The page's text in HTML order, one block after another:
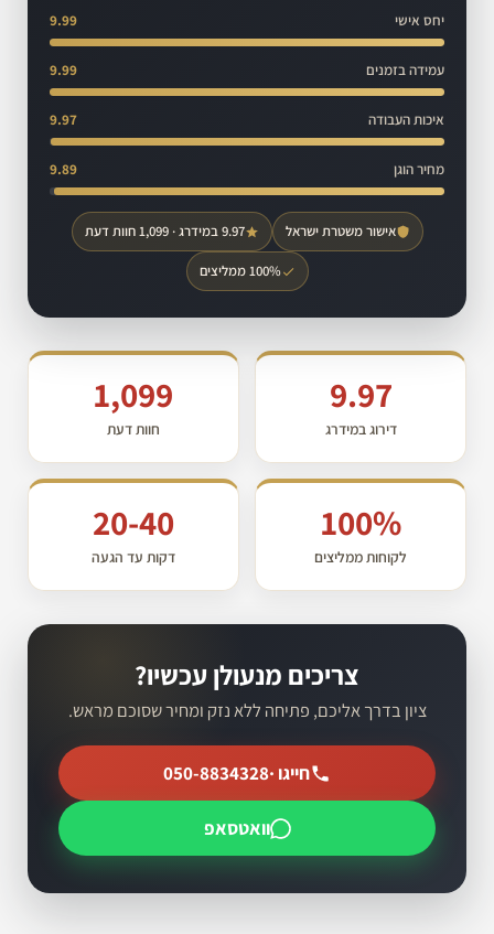
יחס אישי 9.99
עמידה בזמנים 9.99
איכות העבודה 9.97
מחיר הוגן 9.89
אישור משטרת ישראל 9.97 במידרג · 1,099 חוות דעת
100% ממליצים
9.97
דירוג במידרג
1,099
חוות דעת
100%
לקוחות ממליצים
20-40
דקות עד הגעה
צריכים מנעולן עכשיו?
ציון בדרך אליכם, פתיחה ללא נזק ומחיר שסוכם מראש.
חייגו ·050-8834328
וואטסאפ